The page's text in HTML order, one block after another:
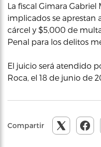
La fiscal Gimara
implicados se aprestan
cárcel y $5,000 de
Penal para los delitos
El juicio será atendido
Roca, el 18 de junio de
Compartir